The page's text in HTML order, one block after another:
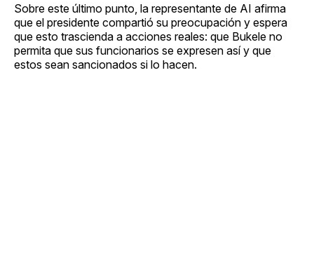
Sobre este último punto, la representante de AI afirma
que el presidente compartió su preocupación y espera
que esto trascienda a acciones reales: que Bukele no
permita que sus funcionarios se expresen así y que
estos sean sancionados si lo hacen.